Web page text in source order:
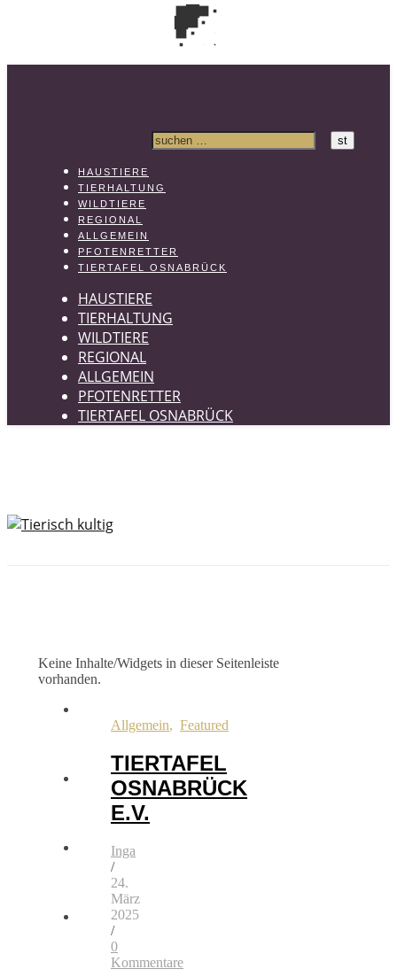
HAUSTIERE
TIERHALTUNG
WILDTIERE
REGIONAL
ALLGEMEIN
PFOTENRETTER
TIERTAFEL OSNABRÜCK
HAUSTIERE
TIERHALTUNG
WILDTIERE
REGIONAL
ALLGEMEIN
PFOTENRETTER
TIERTAFEL OSNABRÜCK
Keine Inhalte/Widgets in dieser Seitenleiste
vorhanden.
Allgemein, Featured
TIERTAFEL
OSNABRÜCK
E.V.
Inga
/
24.
März
2025
/
0
Kommentare